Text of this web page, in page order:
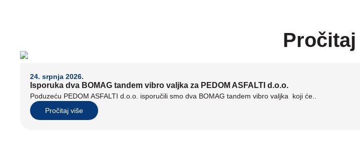
24. srpnja 2026.
Isporuka dva BOMAG tandem vibro valjka za PEDOM ASFALTI d.o.o.
Poduzeću PEDOM ASFALTI d.o.o. isporučili smo dva BOMAG tandem vibro valjka koji će..
Pročitaj više